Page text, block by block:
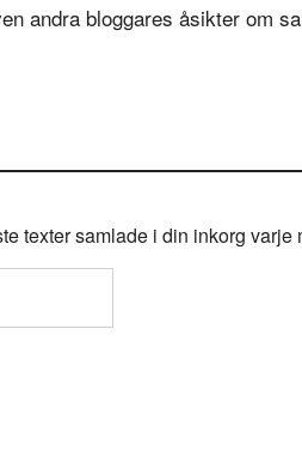
andra bloggares åsikter om
texter samlade i din inkorg